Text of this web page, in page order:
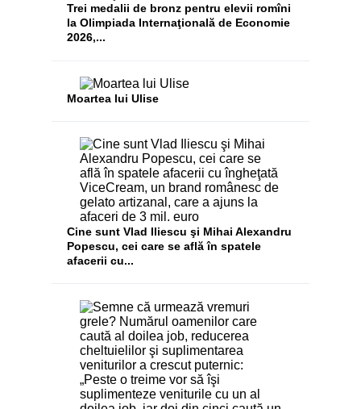
Trei medalii de bronz pentru elevii romîni
la Olimpiada Internaţională de Economie
2026,...
Moartea lui Ulise
Cine sunt Vlad Iliescu şi Mihai Alexandru
Popescu, cei care se află în spatele
afacerii cu...